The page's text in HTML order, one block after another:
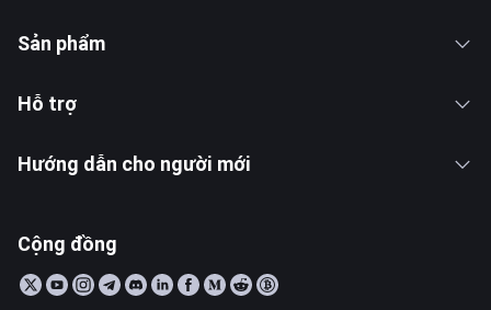
Sản phẩm
Hỗ trợ
Hướng dẫn cho người mới
Cộng đồng